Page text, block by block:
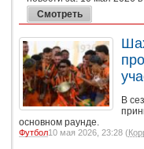
В
основном раунде.
Футбол10 мая 2026, 23:28 (